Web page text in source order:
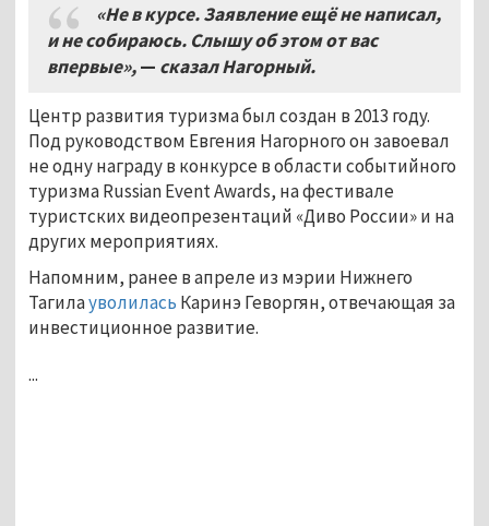
«Не в курсе. Заявление ещё не написал,
и не собираюсь. Слышу об этом от вас
впервые»,— сказал Нагорный.
Центр развития туризма был создан в 2013 году.
Под руководством Евгения Нагорного он завоевал
не одну награду в конкурсе в области событийного
туризма Russian Event Awards, на фестивале
туристских видеопрезентаций «Диво России» и на
других мероприятиях.
Напомним, ранее в апреле из мэрии Нижнего
Тагилауволилась Каринэ Геворгян, отвечающая за
инвестиционное развитие.
...